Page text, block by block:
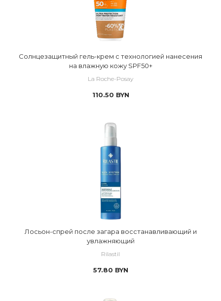
Cолнцезащитный гель-крем с технологией нанесения
на влажную кожу SPF50+
La Roche-Posay
110.50 BYN
Лосьон-спрей после загара восстанавливающий и
увлажняющий
Rilastil
57.80 BYN